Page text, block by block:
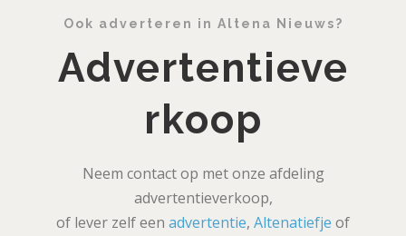
NIEUWS AANLEVEREN EPAPER CONTACT
DOWNLOADS
BEZORGKLACHTEN
Ook adverteren in Altena Nieuws?
Advertentieve
rkoop
Neem contact op met onze afdeling
advertentieverkoop,
of lever zelf een advertentie, Altenatiefje of